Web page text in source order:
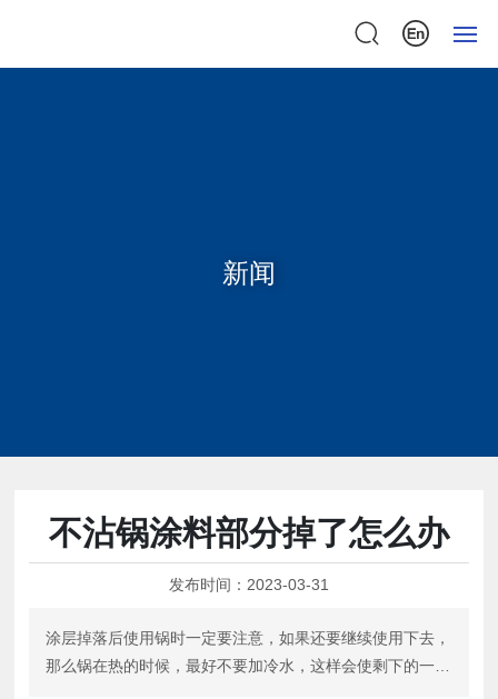
新闻
不沾锅涂料部分掉了怎么办
发布时间： 2023-03-31
涂层掉落后使用锅时一定要注意，如果还要继续使用下去，
那么锅在热的时候，最好不要加冷水，这样会使剩下的一部